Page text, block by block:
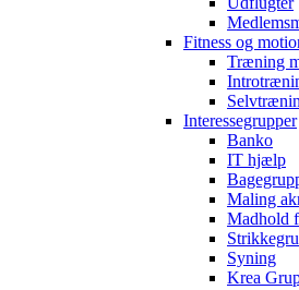
Fitness og
Træning
Interessegrupper
Banko
IT hjælp
Maling
Madhold
Syning
Krea